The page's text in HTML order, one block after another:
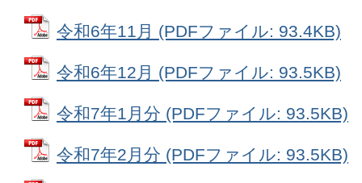
令和6年11月 (PDFファイル: 93.4KB)
令和6年12月 (PDFファイル: 93.5KB)
令和7年1月分 (PDFファイル: 93.5KB)
令和7年2月分 (PDFファイル: 93.5KB)